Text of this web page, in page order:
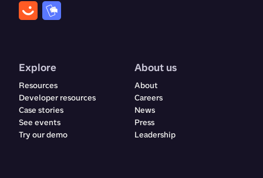
Explore
Resources
Developer resources
Case stories
See events
Try our demo
About us
About
Careers
News
Press
Leadership